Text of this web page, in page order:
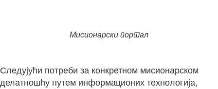
Мисионарски портал
Следујући потреби за конкретном мисионарском
делатношћу путем информационих технологија,